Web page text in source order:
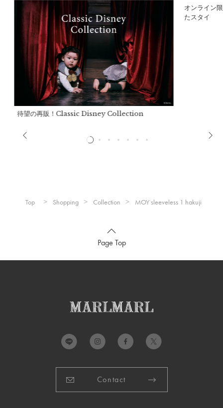
70cm
a）着丈：37cm
b）身幅：22cm
推奨年齢：0歳〜1歳
80cm
さい。
※押し洗いをしてください。
※ハンガー掛けでの保管はせず、畳んで保管して下さい。
日本
待望の再販！Classic Disney Collection
オンライン
たスタイ
Top Shopping Collection MOY sleeveless 1 hakuji
Page Top
Contact